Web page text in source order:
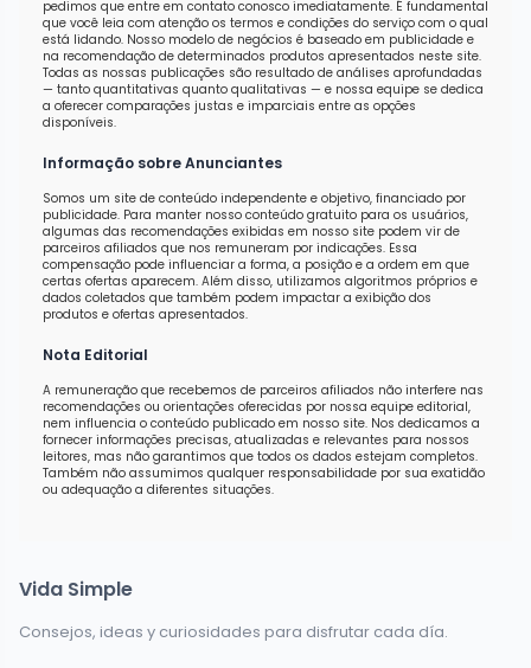
pedimos que entre em contato conosco imediatamente. É fundamental
que você leia com atenção os termos e condições do serviço com o qual
está lidando. Nosso modelo de negócios é baseado em publicidade e
na recomendação de determinados produtos apresentados neste site.
Todas as nossas publicações são resultado de análises aprofundadas
— tanto quantitativas quanto qualitativas — e nossa equipe se dedica
a oferecer comparações justas e imparciais entre as opções
disponíveis.
Informação sobre Anunciantes
Somos um site de conteúdo independente e objetivo, financiado por
publicidade. Para manter nosso conteúdo gratuito para os usuários,
algumas das recomendações exibidas em nosso site podem vir de
parceiros afiliados que nos remuneram por indicações. Essa
compensação pode influenciar a forma, a posição e a ordem em que
certas ofertas aparecem. Além disso, utilizamos algoritmos próprios e
dados coletados que também podem impactar a exibição dos
produtos e ofertas apresentados.
Nota Editorial
A remuneração que recebemos de parceiros afiliados não interfere nas
recomendações ou orientações oferecidas por nossa equipe editorial,
nem influencia o conteúdo publicado em nosso site. Nos dedicamos a
fornecer informações precisas, atualizadas e relevantes para nossos
leitores, mas não garantimos que todos os dados estejam completos.
Também não assumimos qualquer responsabilidade por sua exatidão
ou adequação a diferentes situações.
Vida Simple
Consejos, ideas y curiosidades para disfrutar cada día.